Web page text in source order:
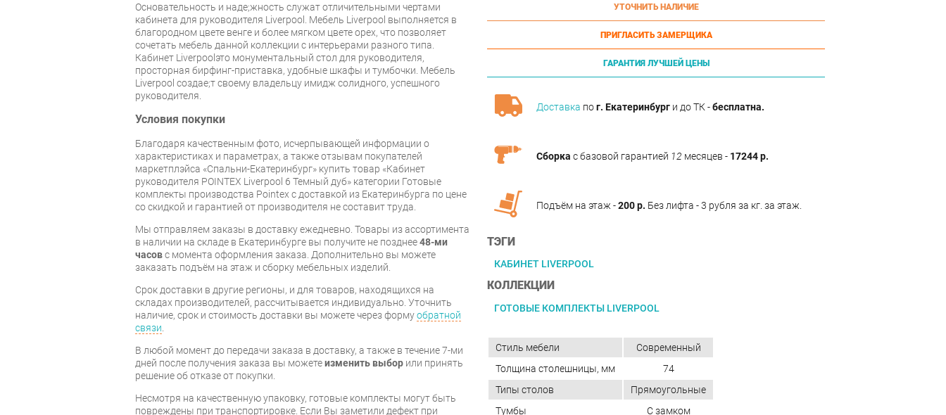
УТОЧНИТЬ НАЛИЧИЕ
ПРИГЛАСИТЬ ЗАМЕРЩИКА
ГАРАНТИЯ ЛУЧШЕЙ ЦЕНЫ
Доставка пог. Екатеринбург и до ТК -бесплатна.
Сборка с базовой гарантией 12 месяцев - 17244 р.
Подъём на этаж -200 р. Без лифта - 3 рубля за кг. за этаж.
ТЭГИ
КАБИНЕТ LIVERPOOL
КОЛЛЕКЦИИ
ГОТОВЫЕ КОМПЛЕКТЫ LIVERPOOL
Основательность и надe;жность служат отличительными чертами
кабинета для руководителя Liverpool. Мебель Liverpool выполняется в
благородном цвете венге и более мягком цвете орех, что позволяет
сочетать мебель данной коллекции с интерьерами разного типа.
Кабинет Liverpoolэто монументальный стол для руководителя,
просторная бирфинг-приставка, удобные шкафы и тумбочки. Мебель
Liverpool создаe;т своему владельцу имидж солидного, успешного
руководителя.
Условия покупки
Благодаря качественным фото, исчерпывающей информации о
характеристиках и параметрах, а также отзывам покупателей
маркетплэйса «Спальни-Екатеринбург» купить товар «Кабинет
руководителя POINTEX Liverpool 6 Темный дуб» категории Готовые
комплекты производства Pointex с доставкой из Екатеринбурга по цене
со скидкой и гарантией от производителя не составит труда.
Мы отправляем заказы в доставку ежедневно. Товары из ассортимента
в наличии на складе в Екатеринбурге вы получите не позднее48-ми
часовс момента оформления заказа. Дополнительно вы можете
заказать подъём на этаж и сборку мебельных изделий.
Срок доставки в другие регионы, и для товаров, находящихся на
складах производителей, рассчитывается индивидуально. Уточнить
наличие, срок и стоимость доставки вы можете через формуобратной
связи.
В любой момент до передачи заказа в доставку, а также в течение 7-ми
дней после получения заказа вы можетеизменить выбор или принять
решение об отказе от покупки.
Несмотря на качественную упаковку, готовые комплекты могут быть
повреждены при транспортировке. Если Вы заметили дефект при
Стиль мебели
Современный
Толщина столешницы, мм
74
Типы столов
Прямоугольные
Тумбы
С замком